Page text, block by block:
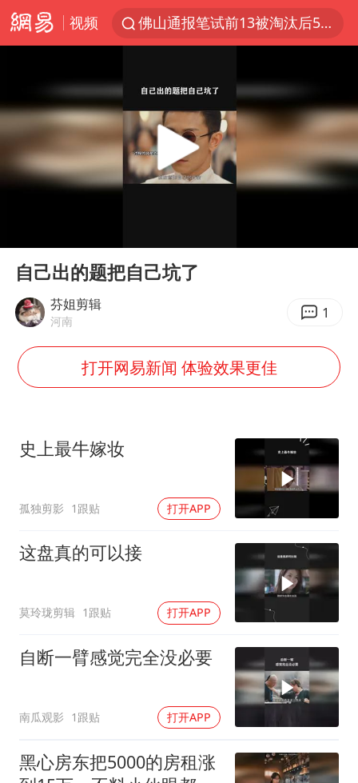
视频
佛山通报笔试前13被淘汰后5名进体检
台风“白海豚”体型变大！环流面积接近13个浙江那么大
泰国校园枪击案死亡人数升至7人
河南回应带薪错峰休假通知引争议
四川宜宾市高县发生4.9级地震
中国仓储指数连续两月运行在扩张区间
曝美拒绝乌增购“爱国者”导弹请求
改名后的“青海拉面”店
东方之约 相约未来
Play
自己出的题把自己坑了
芬姐剪辑
河南 1
打开网易新闻 体验效果更佳
史上最牛嫁妆
孤独剪影 1跟贴 打开APP
这盘真的可以接
莫玲珑剪辑 1跟贴 打开APP
自断一臂感觉完全没必要
南瓜观影 1跟贴 打开APP
黑心房东把5000的房租涨